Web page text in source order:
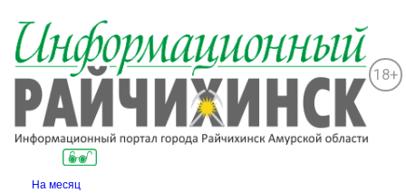
18+
На месяц